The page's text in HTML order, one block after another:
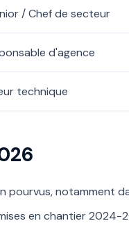
/ Chef de secteur
d'agence
technique
notamment
en chantier